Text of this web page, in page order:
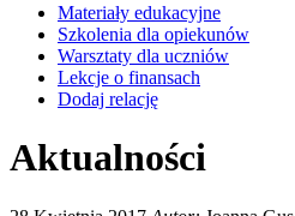
Materiały edukacyjne
Szkolenia dla opiekunów
Warsztaty dla uczniów
Lekcje o finansach
Dodaj relację
Aktualności